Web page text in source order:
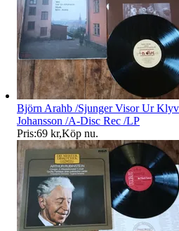
Björn Arahb /Sjunger Visor Ur
Johansson /A-Disc Rec /LP
Pris:69 kr,Köp nu.